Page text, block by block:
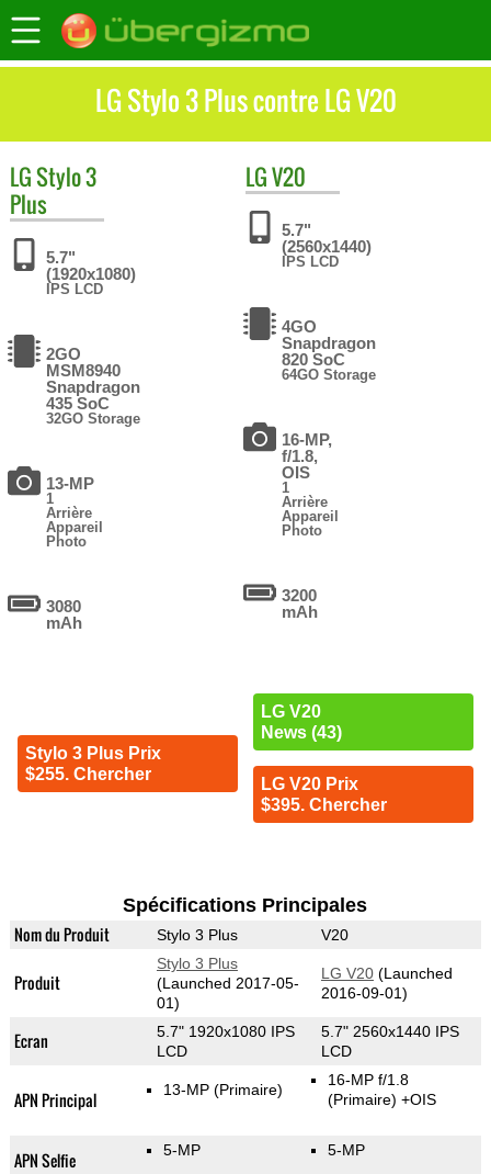
LG Stylo 3 Plus contre LG V20
LGStylo 3
Plus
5.7"
(1920x1080)
IPS LCD
2GO
MSM8940
Snapdragon
435 SoC
32GO Storage
13-MP
1
Arrière
Appareil
Photo
3080
mAh
Stylo 3 Plus Prix
$255. Chercher
LGV20
5.7"
(2560x1440)
IPS LCD
4GO
Snapdragon
820 SoC
64GO Storage
16-MP,
f/1.8,
OIS
1
Arrière
Appareil
Photo
3200
mAh
LG V20
News (43)
LG V20 Prix
$395. Chercher
Spécifications Principales
Nom du Produit Stylo 3 Plus V20
Produit
Stylo 3 Plus
(Launched 2017-05-
01)
LG V20(Launched
2016-09-01)
Ecran
5.7" 1920x1080 IPS
LCD
5.7" 2560x1440 IPS
LCD
APN Principal 13-MP (Primaire)
16-MP f/1.8
(Primaire) +OIS
APN Selfie 5-MP 5-MP